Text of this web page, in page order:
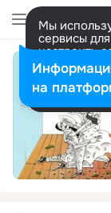
Мы
сервисы
настроить
на